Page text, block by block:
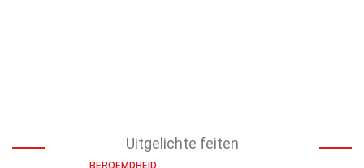
Uitgelichte feiten
BEROEMDHEID